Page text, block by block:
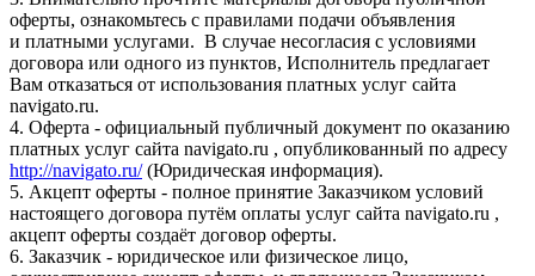
оферты, ознакомьтесь с правилами подачи объявления
и платными услугами. В случае несогласия с условиями
договора или одного из пунктов, Исполнитель предлагает
Вам отказаться от использования платных услуг сайта
navigato.ru.
4. Оферта - официальный публичный документ по оказанию
платных услуг сайта navigato.ru , опубликованный по адресу
http://navigato.ru/(Юридическая информация).
5. Акцепт оферты - полное принятие Заказчиком условий
настоящего договора путём оплаты услуг сайта navigato.ru ,
акцепт оферты создаёт договор оферты.
6. Заказчик - юридическое или физическое лицо,